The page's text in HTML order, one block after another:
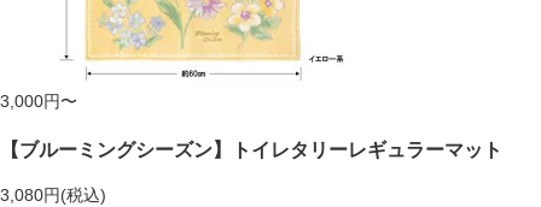
3,000円〜
【ブルーミングシーズン】トイレタリーレギュラーマット
3,080円(税込)